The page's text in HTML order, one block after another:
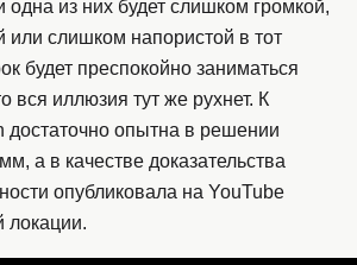
одна из них будет слишком громкой,
слишком напористой в тот
будет преспокойно заниматься
вся иллюзия тут же рухнет. К
достаточно опытна в решении
а в качестве доказательства
опубликовала на YouTube
локации.